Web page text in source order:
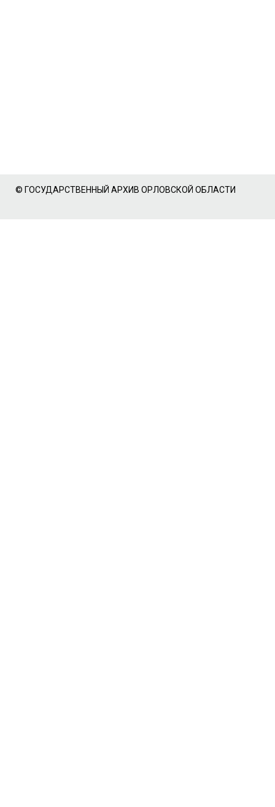
© ГОСУДАРСТВЕННЫЙ АРХИВ ОРЛОВСКОЙ ОБЛАСТИ